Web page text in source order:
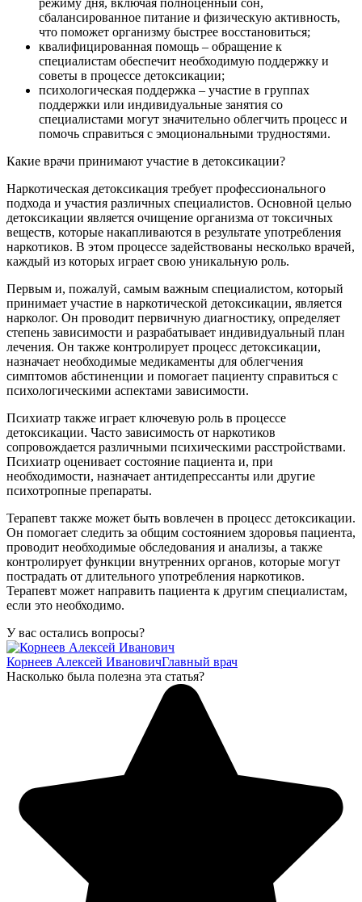
режиму дня, включая полноценный сон,
сбалансированное питание и физическую активность,
что поможет организму быстрее восстановиться;
квалифицированная помощь – обращение к
специалистам обеспечит необходимую поддержку и
советы в процессе детоксикации;
психологическая поддержка – участие в группах
поддержки или индивидуальные занятия со
специалистами могут значительно облегчить процесс и
помочь справиться с эмоциональными трудностями.
Какие врачи принимают участие в детоксикации?
Наркотическая детоксикация требует профессионального
подхода и участия различных специалистов. Основной целью
детоксикации является очищение организма от токсичных
веществ, которые накапливаются в результате употребления
наркотиков. В этом процессе задействованы несколько врачей,
каждый из которых играет свою уникальную роль.
Первым и, пожалуй, самым важным специалистом, который
принимает участие в наркотической детоксикации, является
нарколог. Он проводит первичную диагностику, определяет
степень зависимости и разрабатывает индивидуальный план
лечения. Он также контролирует процесс детоксикации,
назначает необходимые медикаменты для облегчения
симптомов абстиненции и помогает пациенту справиться с
психологическими аспектами зависимости.
Психиатр также играет ключевую роль в процессе
детоксикации. Часто зависимость от наркотиков
сопровождается различными психическими расстройствами.
Психиатр оценивает состояние пациента и, при
необходимости, назначает антидепрессанты или другие
психотропные препараты.
Терапевт также может быть вовлечен в процесс детоксикации.
Он помогает следить за общим состоянием здоровья пациента,
проводит необходимые обследования и анализы, а также
контролирует функции внутренних органов, которые могут
пострадать от длительного употребления наркотиков.
Терапевт может направить пациента к другим специалистам,
если это необходимо.
У вас остались вопросы?
Корнеев Алексей ИвановичГлавный врач
Насколько была полезна эта статья?